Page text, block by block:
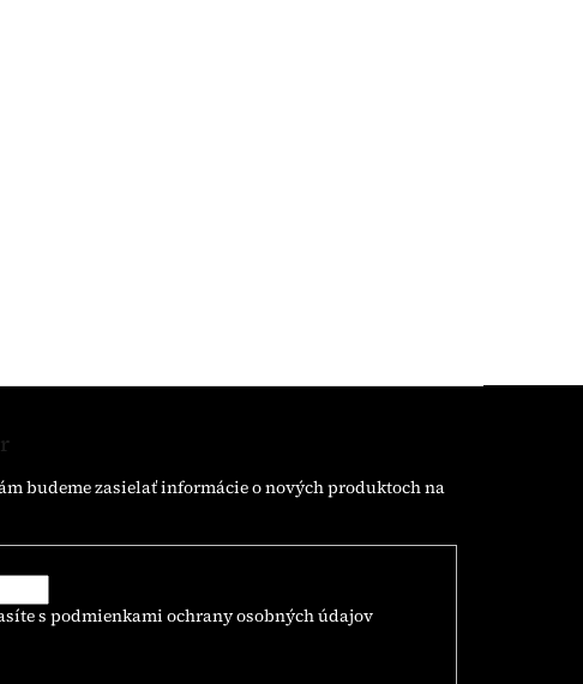
budeme zasielať informácie o nových produktoch na
s podmienkami ochrany osobných údajov